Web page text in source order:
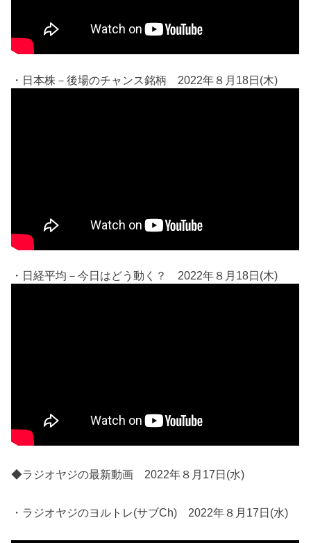
・日本株－後場のチャンス銘柄 2022年８月18日(木)
・日経平均－今日はどう動く？ 2022年８月18日(木)
◆ラジオヤジの最新動画 2022年８月17日(水)
・ラジオヤジのヨルトレ(サブCh) 2022年８月17日(水)